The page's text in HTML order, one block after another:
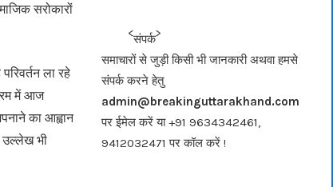
सरोकारों
ला रहे
में आज
का आह्वान
उल्लेख भी
b
o
o
k
संपर्क
समाचारों से जुड़ी किसी भी जानकारी अथवा हमसे
संपर्क करने हेतु
admin@breakinguttarakhand.com
पर ईमेल करें या +91 9634342461,
9412032471 पर कॉल करें !